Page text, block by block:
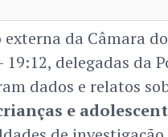
da Câmara
delegadas da
dados e relatos
e